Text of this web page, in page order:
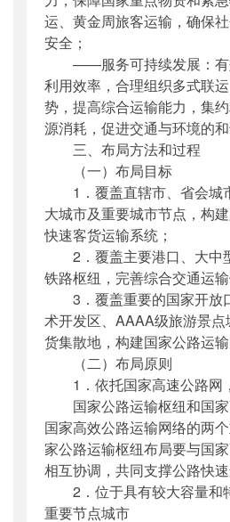
运、黄金周旅客运输，确保
安全；
——服务可持续发展：有
利用效率，合理组织多式联
势，提高综合运输能力，集
源消耗，促进交通与环境的和
三、布局方法和过程
（一）布局目标
1．覆盖直辖市、省会城
大城市及重要城市节点，构
快速客货运输系统；
2．覆盖主要港口、大中
铁路枢纽，完善综合交通运输
3．覆盖重要的国家开放
术开发区、AAAA级旅游景
货集散地，构建国家公路运输
（二）布局原则
1．依托国家高速公路网
国家公路运输枢纽和国家
国家高效公路运输网络的两
家公路运输枢纽布局要与国
相互协调，共同支撑公路快速
2．位于具有较大容量和
重要节点城市